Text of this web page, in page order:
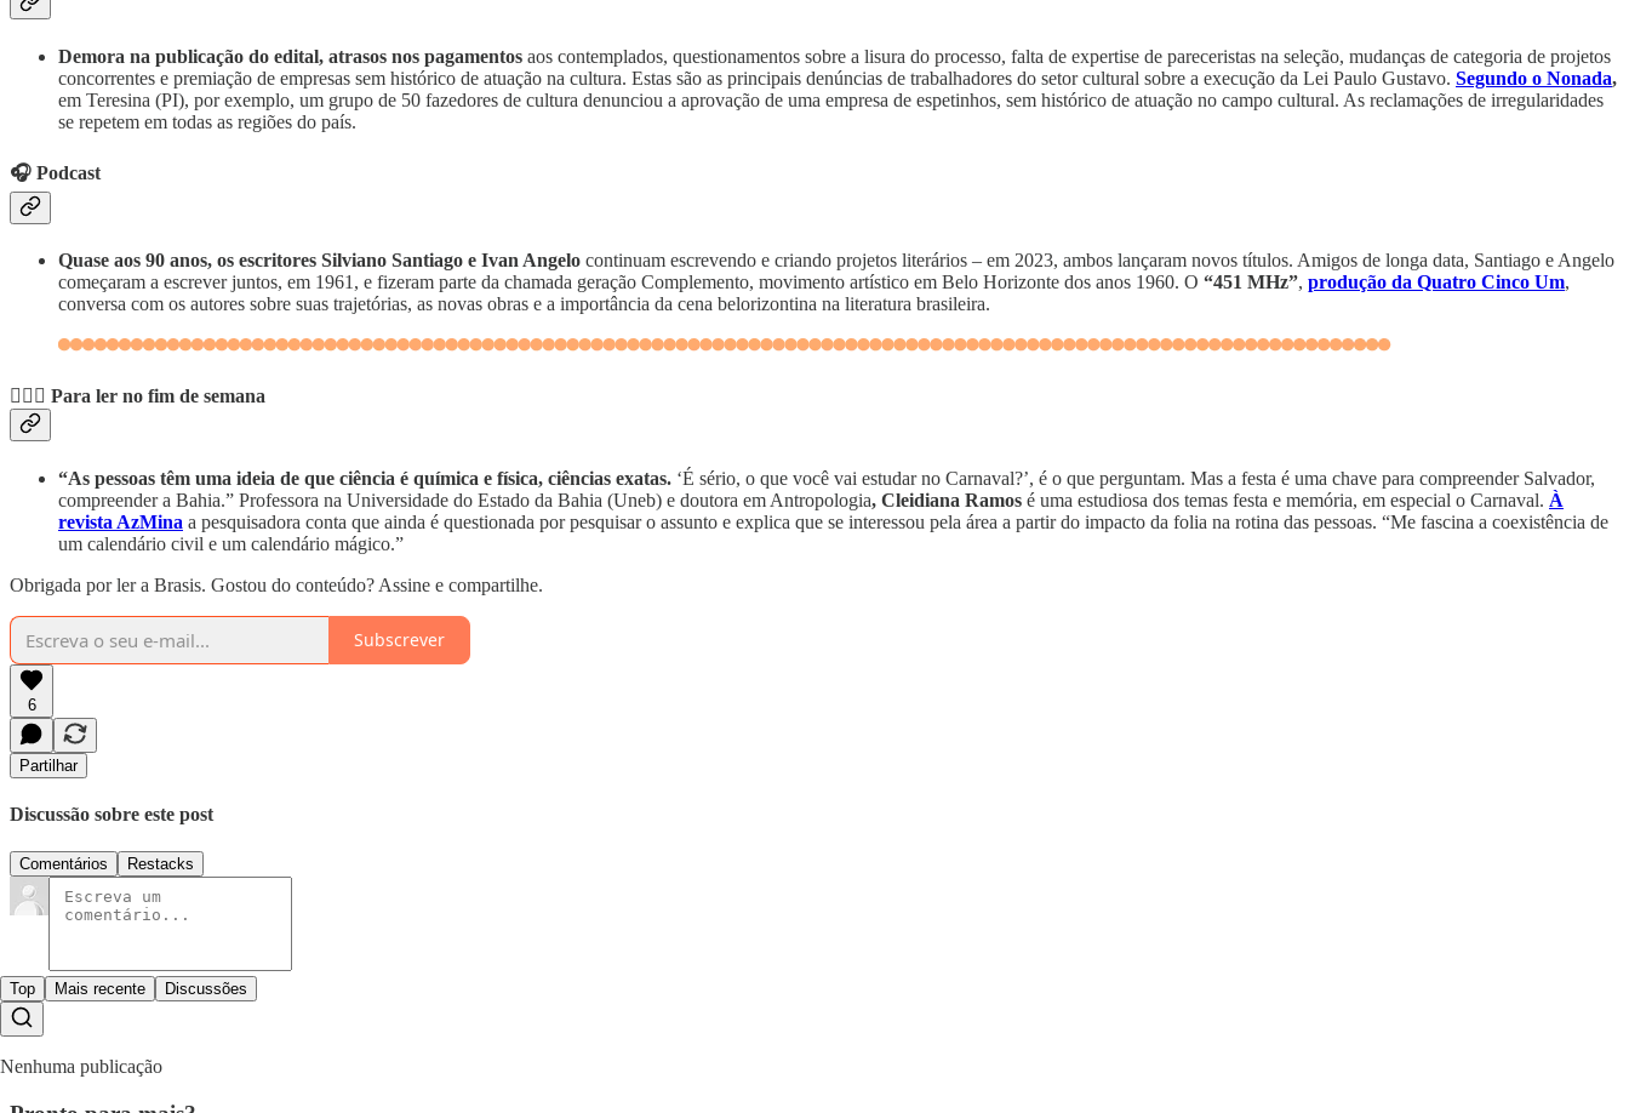
Demora na publicação do edital, atrasos nos pagamentos aos contemplados, questionamentos sobre a lisura do processo, falta de expertise de pareceristas na seleção, mudanças de categoria de projetos
concorrentes e premiação de empresas sem histórico de atuação na cultura. Estas são as principais denúncias de trabalhadores do setor cultural sobre a execução da Lei Paulo Gustavo. Segundo o Nonada,
em Teresina (PI), por exemplo, um grupo de 50 fazedores de cultura denunciou a aprovação de uma empresa de espetinhos, sem histórico de atuação no campo cultural. As reclamações de irregularidades
se repetem em todas as regiões do país.
🎧 Podcast
Quase aos 90 anos, os escritores Silviano Santiago e Ivan Angelo continuam escrevendo e criando projetos literários – em 2023, ambos lançaram novos títulos. Amigos de longa data, Santiago e Angelo
começaram a escrever juntos, em 1961, e fizeram parte da chamada geração Complemento, movimento artístico em Belo Horizonte dos anos 1960. O “451 MHz”, produção da Quatro Cinco Um,
conversa com os autores sobre suas trajetórias, as novas obras e a importância da cena belorizontina na literatura brasileira.
💆🏽‍♀️ Para ler no fim de semana
“As pessoas têm uma ideia de que ciência é química e física, ciências exatas. ‘É sério, o que você vai estudar no Carnaval?’, é o que perguntam. Mas a festa é uma chave para compreender Salvador,
compreender a Bahia.” Professora na Universidade do Estado da Bahia (Uneb) e doutora em Antropologia, Cleidiana Ramos é uma estudiosa dos temas festa e memória, em especial o Carnaval. À
revista AzMina a pesquisadora conta que ainda é questionada por pesquisar o assunto e explica que se interessou pela área a partir do impacto da folia na rotina das pessoas. “Me fascina a coexistência de
um calendário civil e um calendário mágico.”
Obrigada por ler a Brasis. Gostou do conteúdo? Assine e compartilhe.
Subscrever
6
Partilhar
Discussão sobre este post
Comentários Restacks
Top Mais recente Discussões
Nenhuma publicação